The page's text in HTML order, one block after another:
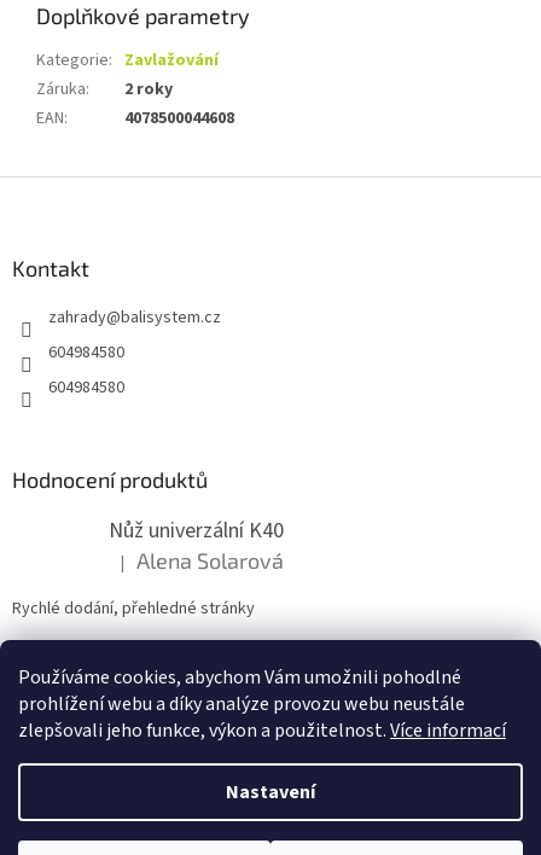
Používáme cookies, abychom Vám umožnili pohodlné
prohlížení webu a díky analýze provozu webu neustále
zlepšovali jeho funkce, výkon a použitelnost.Více informací
Nastavení
Doplňkové parametry
Kategorie: Zavlažování
Záruka:
2 roky
EAN: 4078500044608
Kontakt
zahrady@balisystem.cz
604984580
604984580
Hodnocení produktů
Nůž univerzální K40
Hodnocení produktu je 5 z 5 hvězdiček.
| Alena Solarová
Rychlé dodání, přehledné stránky
ZDE NÁM MŮŽETE VLOŽIT HODNOCENÍ
Vytvořil Shoptet